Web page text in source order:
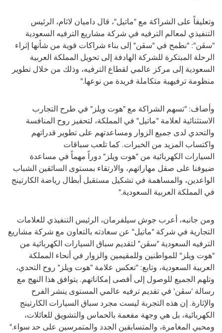
وتعليقاً على الشراكة مع "ماتيل"، قال داميان لاثام، الرئيس
التنفيذي لمعالم الترفيه في شركة مشاريع الترفيه السعودية
"سڤن": "نطمح في "سڤن" إلى بناء شراكات قوية من شأنها إثراء
الرحلة المبتكرة للشركة الهادفة إلى تحويل المملكة العربية
السعودية إلى مركز عالمي لقطاع الترفيه، وذلك من خلال تطوير
منظومة ترفيهية متكاملة فريدة من نوعها."
وأضاف: "تسهم الشراكة مع "هوت ويلز" في طرح التجارب
الاستثنائية لعلامة "ماتيل" في المملكة، لتحفيز روح المنافسة
والتحدي لدى جميع الزوار ومساعدتهم على تطوير قدراتهم
واكتساب المزيد من الخبرات. كما تلعب سباقات
السيارات الكهربائية من "هوت ويلز" دوراً مهماً في مساعدة
ضيوفنا على صقل مهاراتهم، والارتقاء بمستوى السائقين الشباب
الواعدين، والمساهمة في تشكيل مستقبل أبطال رياضة الكارتينج
في المملكة العربية السعودية".
ومن جانبه، أعرب جوش سيلفرمان، الرئيس التنفيذي للعلامات
التجارية في شركة "ماتيل" عن سعادته بالتعاون مع شركة مشاريع
الترفيه السعودية "سڤن" لتقديم سباق السيارات الكهربائية من
"هوت ويلز" للمواطنين وللمقيمين والزوار في أنحاء المملكة
العربية السعودية، وتابع: "تعكس علامة "هوت ويلز" روح التحدي،
وتلهم الجميع للوصول إلى أقصى إمكاناتهم. يتوافق هذا النهج مع
رسالة 'سڤن' في تقديم ترفيه عالمي المستوى ينشر الفرح
والإثارة. إن هذه التجربة ليست مجرد سباق السيارات الكارتينج
الكهربائية، بل هي وجهة مفعمة بالحماس والتشويق للعائلات،
ومحبي المغامرة، والمتسابقين الجدد والمتمرسين على حد سواء."